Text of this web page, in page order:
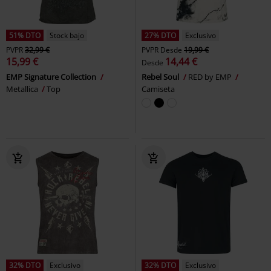
51% DTO
Stock bajo
PVPR32,99 €
15,99 €
EMP Signature Collection
Metallica
Top
27% DTO
Exclusivo
PVPR Desde 19,99 €
Desde 14,44 €
Rebel Soul
RED by EMP
Camiseta
32% DTO
Exclusivo
32% DTO
Exclusivo